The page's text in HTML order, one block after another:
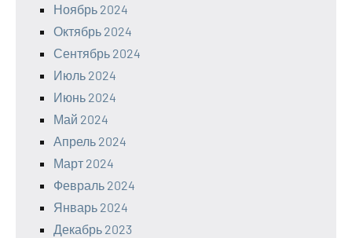
Ноябрь 2024
Октябрь 2024
Сентябрь 2024
Июль 2024
Июнь 2024
Май 2024
Апрель 2024
Март 2024
Февраль 2024
Январь 2024
Декабрь 2023